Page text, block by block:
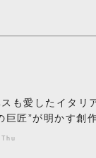
も愛したイタリ
巨匠”が明かす創